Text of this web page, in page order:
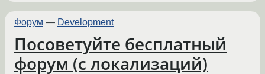
Форум — Development
Посоветуйте бесплатный
форум (с локализаций)